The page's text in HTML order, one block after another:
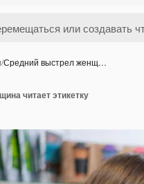
/Средний выстрел женщ…
читает этикетку